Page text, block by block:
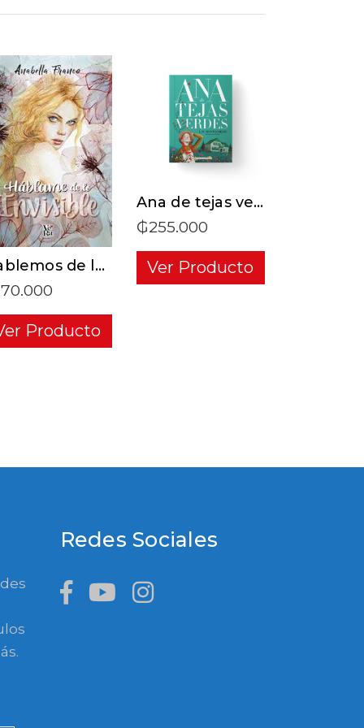
TO CART
Hablemos de lo invisible
Producto
ADD TO CART
Ana de tejas verdes
₲255.000
Ver Producto
Redes Sociales